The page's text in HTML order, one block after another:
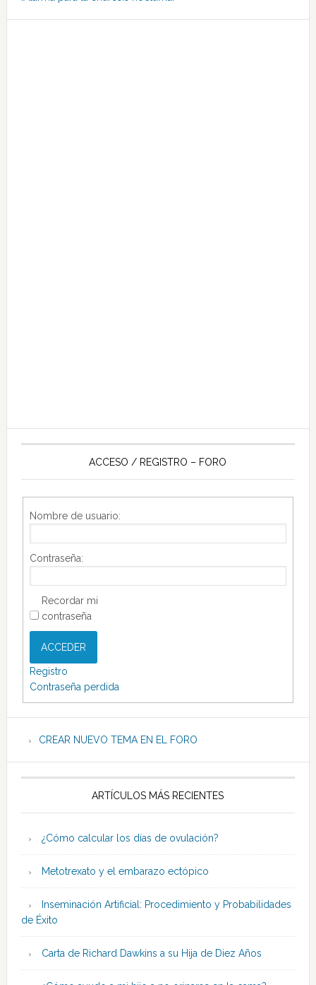
ACCESO / REGISTRO – FORO
Nombre de usuario:
Contraseña:
Recordar mi
contraseña
ACCEDER
Registro
Contraseña perdida
CREAR NUEVO TEMA EN EL FORO
ARTÍCULOS MÁS RECIENTES
¿Cómo calcular los días de ovulación?
Metotrexato y el embarazo ectópico
Inseminación Artificial: Procedimiento y Probabilidades
de Éxito
Carta de Richard Dawkins a su Hija de Diez Años